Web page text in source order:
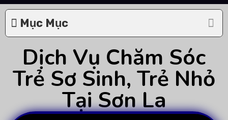
Mục Mục
Dịch Vụ Chăm Sóc
Trẻ Sơ Sinh, Trẻ Nhỏ
Tại Sơn La